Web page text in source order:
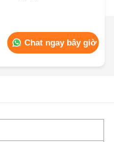
Chat ngay bây giờ